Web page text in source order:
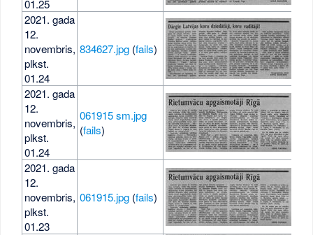
01.25
2021. gada
12.
novembris,
plkst.
01.24
834627.jpg(fails)
2021. gada
12.
novembris,
plkst.
01.24
061915 sm.jpg
(fails)
2021. gada
12.
novembris,
plkst.
01.23
061915.jpg(fails)